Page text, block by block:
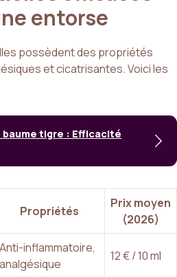
entorse
possèdent des propriétés
et cicatrisantes. Voici les
tigre : Efficacité
Propriétés
Prix moyen
(2026)
Anti-inflammatoire,
analgésique
12 € / 10 ml